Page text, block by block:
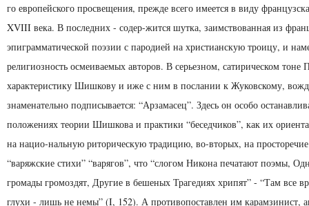
го европейского просвещения, прежде всего имеется в виду
XVIII века. В последних - содер-жится шутка, заимствованная из
эпиграмматической поэзии с пародией на христианскую троицу, и
религиозность осмеиваемых авторов. В серьезном, сатирическом тоне
характеристику Шишкову и иже с ним в послании к Жуковскому,
знаменательно подписывается: “Арзамасец”. Здесь он особо
положениях теории Шишкова и практики “беседчиков”, как их
на нацио-нальную риторическую традицию, во-вторых, на
“варяжские стихи” “варягов”, что “слогом Никона печатают поэмы,
громады громоздят, Другие в бешеных Трагедиях хрипят” - “Там все
глухи - лишь не немы” (I, 152). А противопоставлен им карамзинист,